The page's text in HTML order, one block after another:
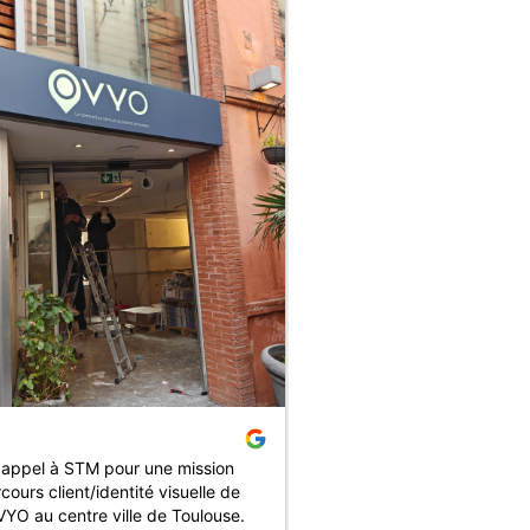
à STM pour une mission
client/identité visuelle de
au centre ville de Toulouse.